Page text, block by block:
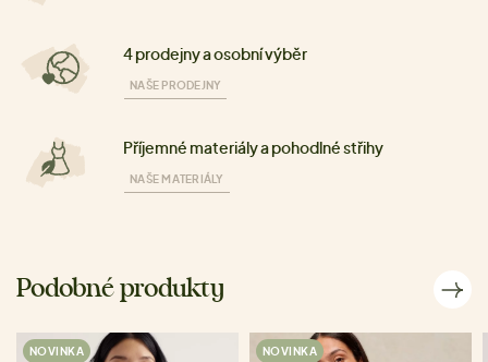
4 prodejny a osobní výběr
NAŠE PRODEJNY
Příjemné materiály a pohodlné střihy
NAŠE MATERIÁLY
Podobné produkty
NOVINKA NOVINKA